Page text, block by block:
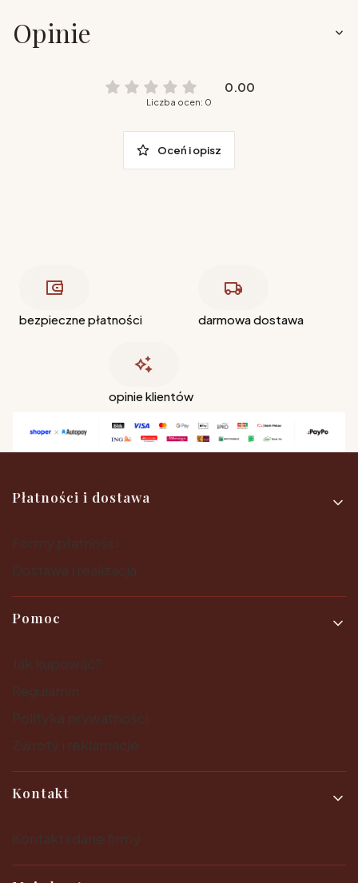
Opinie
0.00
Liczba ocen: 0
Oceń i opisz
bezpieczne płatności darmowa dostawa
opinie klientów
Linki w stopce
Płatności i dostawa
Pomoc
Kontakt